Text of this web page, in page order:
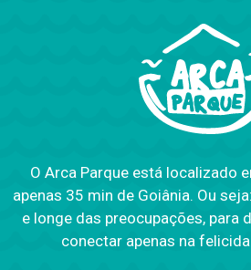
O Arca Parque está localizado
apenas 35 min de Goiânia. Ou
e longe das preocupações, para
conectar apenas na